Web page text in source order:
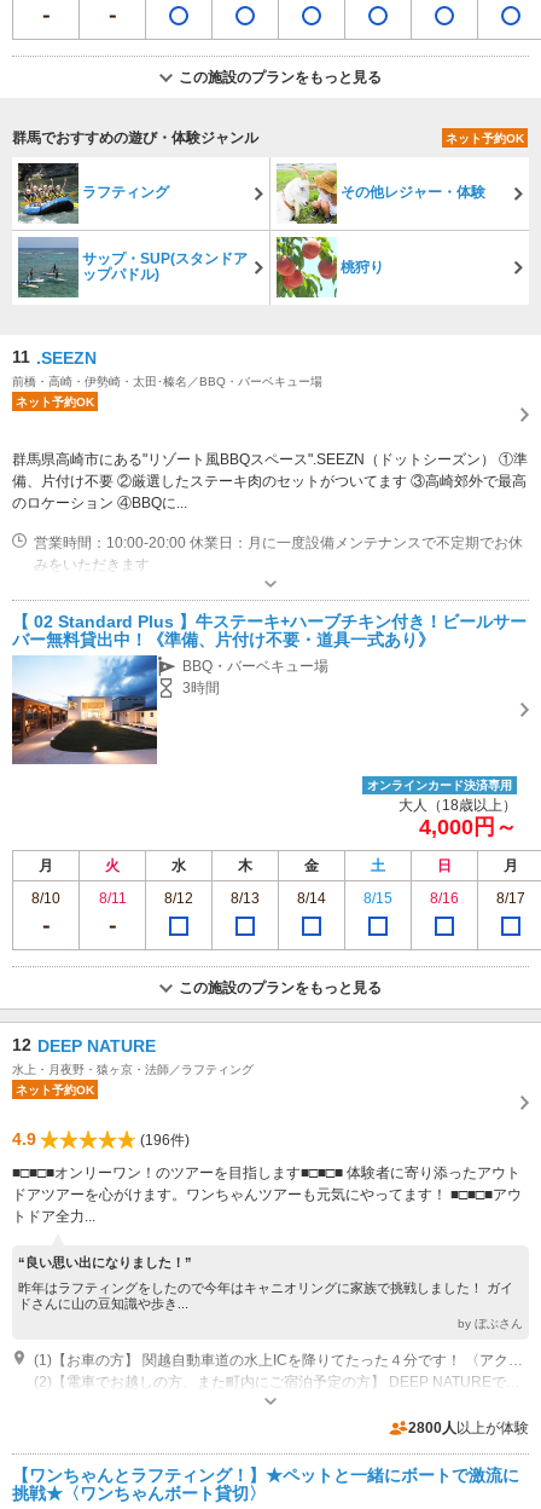
この施設のプランをもっと見る
群馬でおすすめの遊び・体験ジャンル ネット予約OK
ラフティング その他レジャー・体験
サップ・SUP(スタンドア
ップパドル)
桃狩り
11 .SEEZN
前橋・高崎・伊勢崎・太田･榛名／BBQ・バーベキュー場
ネット予約OK
群馬県高崎市にある"リゾート風BBQスペース".SEEZN（ドットシーズン） ①準
備、片付け不要 ②厳選したステーキ肉のセットがついてます ③高崎郊外で最高
のロケーション ④BBQに...
営業時間：10:00-20:00 休業日：月に一度設備メンテナンスで不定期でお休
みをいただきます
専用駐車場あり（無料）20台 建物の西側にございます。
【 02 Standard Plus 】牛ステーキ+ハーブチキン付き！ビールサー
バー無料貸出中！《準備、片付け不要・道具一式あり》
BBQ・バーベキュー場
3時間
オンラインカード決済専用
大人（18歳以上）
4,000円～
月 火 水 木 金 土 日
月
8/10
8/11 8/12 8/13 8/14 8/15 8/16 8/17
この施設のプランをもっと見る
12 DEEP NATURE
水上・月夜野・猿ヶ京・法師／ラフティング
ネット予約OK
4.9
(196件)
■□■□■オンリーワン！のツアーを目指します■□■□■ 体験者に寄り添ったアウト
ドアツアーを心がけます。ワンちゃんツアーも元気にやってます！ ■□■□■アウ
トドア全力...
“良い思い出になりました！”
昨年はラフティングをしたので今年はキャニオリングに家族で挑戦しました！ ガイ
ドさんに山の豆知識や歩き...
by ぼぶさん
開催：【グリーンシーズン】4月上旬～10月下旬頃 開催：【ウィンターシー
ズン】12月下旬～3月中旬 オープン：年間を通して、様々なツアーを開催し
2800人 以上が体験
【ワンちゃんとラフティング！】★ペットと一緒にボートで激流に
挑戦★〈ワンちゃんボート貸切〉